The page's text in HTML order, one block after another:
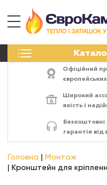
ПЕЧІ
ЕЛЕКТРОКАМІНИ
АКСЕСУАРИ
Офіційний
Широкий
якість і
Безкоштовні
гарантія від
Головна
Монтаж
Кронштейн для